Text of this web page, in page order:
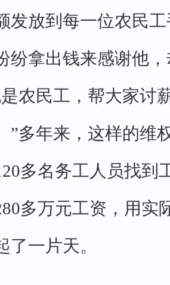
发放到每一位农民
纷拿出钱来感谢他
农民工，帮大家讨
”多年来，这样的维
多名务工人员找到
多万元工资，用实
了一片天。